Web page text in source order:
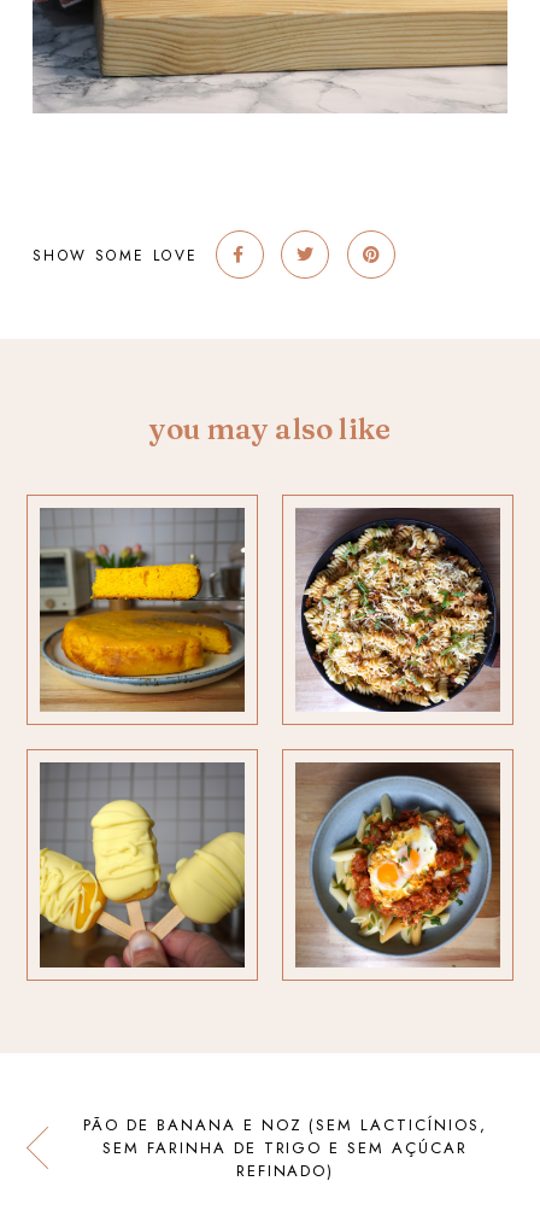
SHOW SOME LOVE
you may also like
PÃO DE BANANA E NOZ (SEM LACTICÍNIOS,
SEM FARINHA DE TRIGO E SEM AÇÚCAR
REFINADO)